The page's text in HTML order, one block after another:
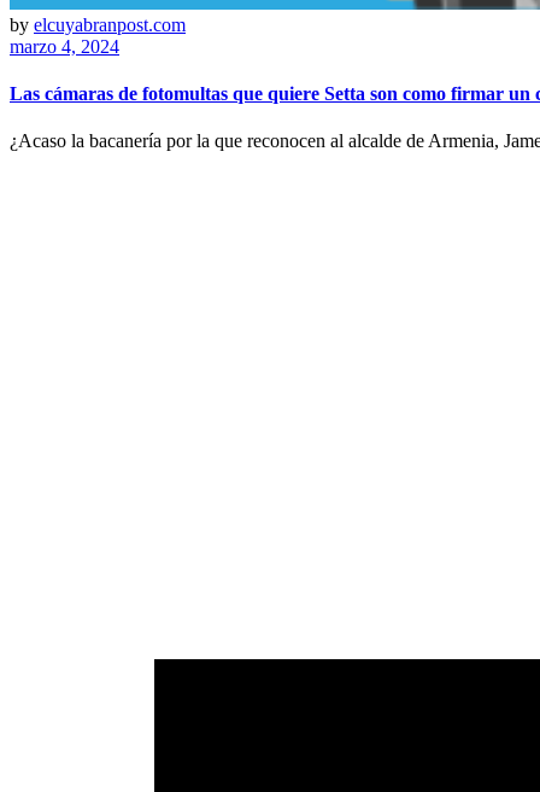
by elcuyabranpost.com
marzo 4, 2024
Las cámaras de fotomultas que quiere Setta son como firmar un
¿Acaso la bacanería por la que reconocen al alcalde de Armenia,